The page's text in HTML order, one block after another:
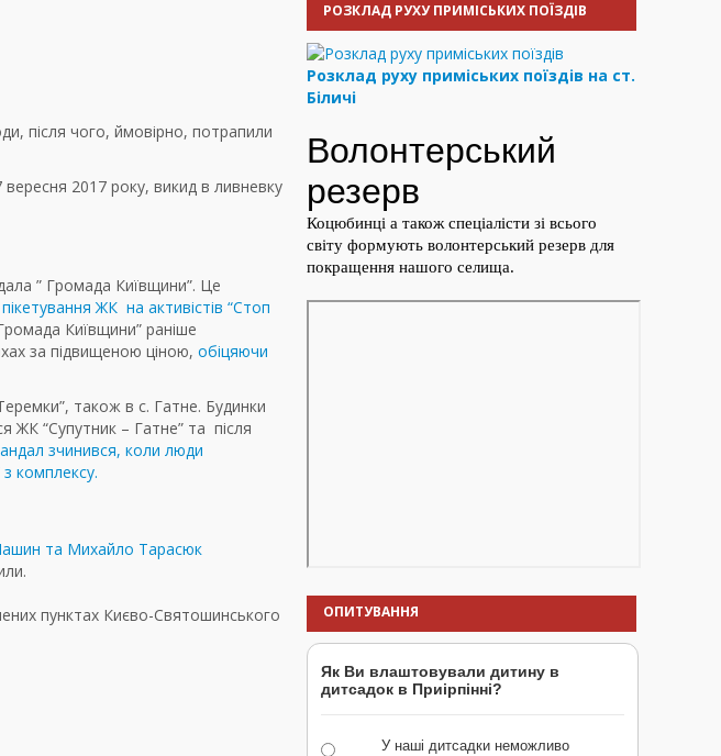
після чого, ймовірно, потрапили
вересня 2017 року, викид в ливневку
” Громада Київщини”. Це
пікетування ЖК на активістів “Стоп
Київщини” раніше
за підвищеною ціною, обіцяючи
також в с. Гатне. Будинки
ЖК “Супутник – Гатне” та після
зчинився, коли люди
комплексу.
та Михайло Тарасюк
пунктах Києво-Святошинського
РОЗКЛАД РУХУ ПРИМІСЬКИХ ПОЇЗДІВ
Розклад руху приміських поїздів на ст.
Біличі
ОПИТУВАННЯ
Як Ви влаштовували дитину в
дитсадок в Приірпінні?
У наші дитсадки неможливо